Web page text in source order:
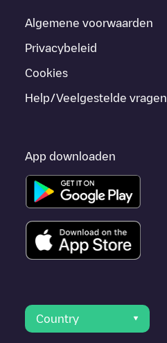
Algemene voorwaarden
Privacybeleid
Cookies
Help/Veelgestelde vragen
App downloaden
Country